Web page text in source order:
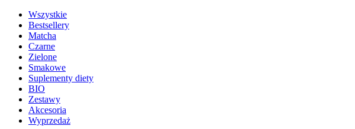
Wszystkie
Bestsellery
Matcha
Czarne
Zielone
Smakowe
Suplementy diety
BIO
Zestawy
Akcesoria
Wyprzedaż